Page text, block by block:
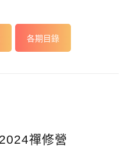
各期目錄
禪修營